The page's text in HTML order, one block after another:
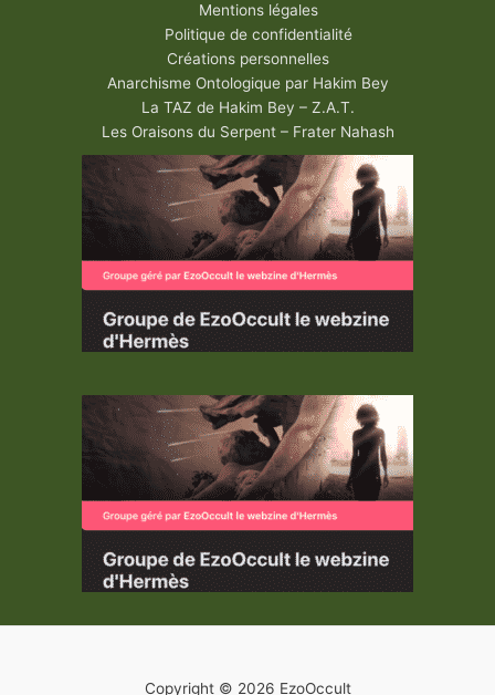
Mentions légales
Politique de confidentialité
Créations personnelles
Anarchisme Ontologique par Hakim Bey
La TAZ de Hakim Bey – Z.A.T.
Les Oraisons du Serpent – Frater Nahash
Copyright © 2026 EzoOccult